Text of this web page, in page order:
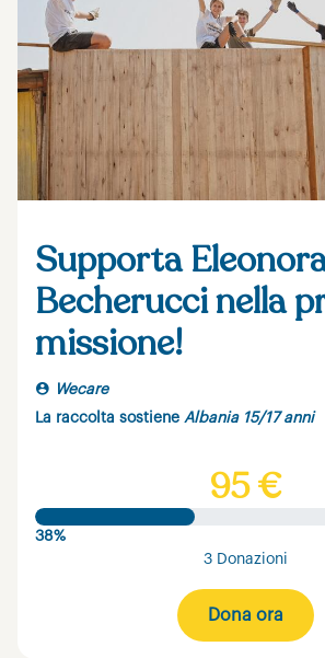
Supporta
Becherucci nella
missione!
Wecare
La raccolta sostiene Albania 15/17 anni
95 €
38%
3 Donazioni
Dona ora